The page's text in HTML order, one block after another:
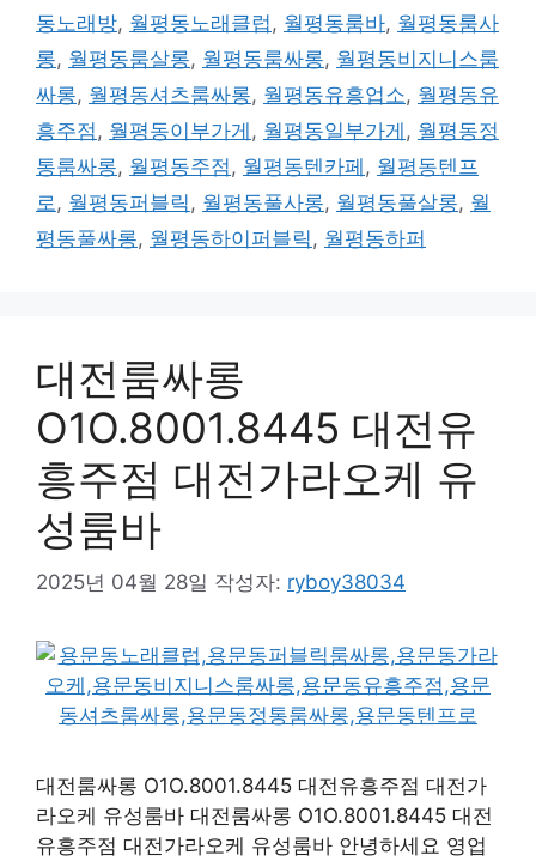
동노래방, 월평동노래클럽, 월평동룸바, 월평동룸사
롱, 월평동룸살롱, 월평동룸싸롱, 월평동비지니스룸
싸롱, 월평동셔츠룸싸롱, 월평동유흥업소, 월평동유
흥주점, 월평동이부가게 , 월평동일부가게 , 월평동정
통룸싸롱, 월평동주점, 월평동텐카페 , 월평동텐프
로, 월평동퍼블릭, 월평동풀사롱, 월평동풀살롱, 월
평동풀싸롱, 월평동하이퍼블릭, 월평동하퍼
대전룸싸롱
O1O.8001.8445 대전유
흥주점 대전가라오케 유
성룸바
2025년 04월 28일 작성자: ryboy38034
대전룸싸롱 O1O.8001.8445 대전유흥주점 대전가
라오케 유성룸바 대전룸싸롱 O1O.8001.8445 대전
유흥주점 대전가라오케 유성룸바 안녕하세요 영업